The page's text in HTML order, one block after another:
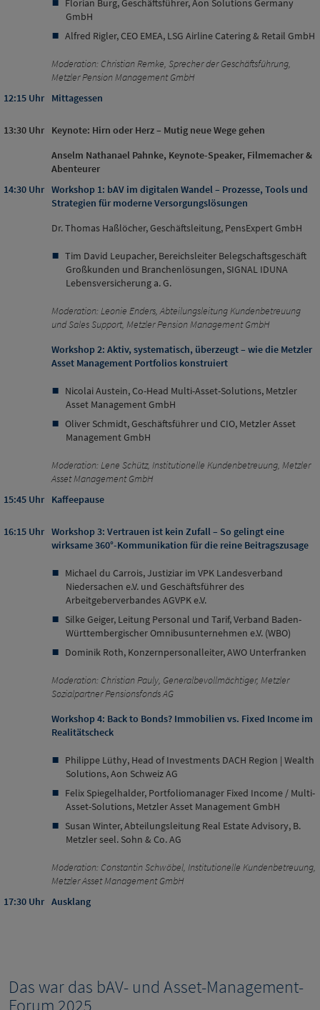
Florian Burg, Geschäftsführer, Aon Solutions Germany
GmbH
Alfred Rigler, CEO EMEA, LSG Airline Catering & Retail GmbH
Moderation: Christian Remke, Sprecher der Geschäftsführung,
Metzler Pension Management GmbH
12:15 Uhr
Mittagessen
13:30 Uhr
Keynote: Hirn oder Herz – Mutig neue Wege gehen
Anselm Nathanael Pahnke, Keynote-Speaker, Filmemacher &
Abenteurer
14:30 Uhr Workshop 1: bAV im digitalen Wandel – Prozesse, Tools und
Strategien für moderne Versorgungslösungen
Dr. Thomas Haßlöcher, Geschäftsleitung, PensExpert GmbH
Tim David Leupacher, Bereichsleiter Belegschaftsgeschäft
Großkunden und Branchenlösungen, SIGNAL IDUNA
Lebensversicherung a. G.
Moderation: Leonie Enders, Abteilungsleitung Kundenbetreuung
und Sales Support, Metzler Pension Management GmbH
Workshop 2: Aktiv, systematisch, überzeugt – wie die Metzler
Asset Management Portfolios konstruiert
Nicolai Austein, Co-Head Multi-Asset-Solutions, Metzler
Asset Management GmbH
Oliver Schmidt, Geschäftsführer und CIO, Metzler Asset
Management GmbH
Moderation: Lene Schütz, Institutionelle Kundenbetreuung, Metzler
Asset Management GmbH
15:45 Uhr
Kaffeepause
16:15 Uhr Workshop 3: Vertrauen ist kein Zufall – So gelingt eine
wirksame 360°-Kommunikation für die reine Beitragszusage
Michael du Carrois, Justiziar im VPK Landesverband
Niedersachen e.V. und Geschäftsführer des
Arbeitgeberverbandes AGVPK e.V.
Silke Geiger, Leitung Personal und Tarif, Verband Baden-
Württembergischer Omnibusunternehmen e.V. (WBO)
Dominik Roth, Konzernpersonalleiter, AWO Unterfranken
Moderation: Christian Pauly, Generalbevollmächtiger, Metzler
Sozialpartner Pensionsfonds AG
Workshop 4: Back to Bonds? Immobilien vs. Fixed Income im
Realitätscheck
Philippe Lüthy, Head of Investments DACH Region | Wealth
Solutions, Aon Schweiz AG
Felix Spiegelhalder, Portfoliomanager Fixed Income / Multi-
Asset-Solutions, Metzler Asset Management GmbH
Susan Winter, Abteilungsleitung Real Estate Advisory, B.
Metzler seel. Sohn & Co. AG
Moderation: Constantin Schwöbel, Institutionelle Kundenbetreuung,
Metzler Asset Management GmbH
17:30 Uhr Ausklang
Das war das bAV- und Asset-Management-
Forum 2025